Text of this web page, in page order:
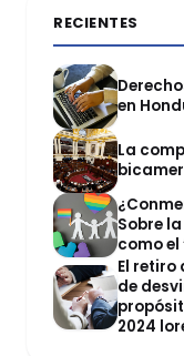
RECIENTES
en
La
Sobre
como el
El
de
2024